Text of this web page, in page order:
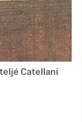
Catellani